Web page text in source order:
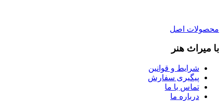
محصولات اصل
با میراث هنر
شرایط و قوانین
پیگیری سفارش
تماس با ما
درباره ما